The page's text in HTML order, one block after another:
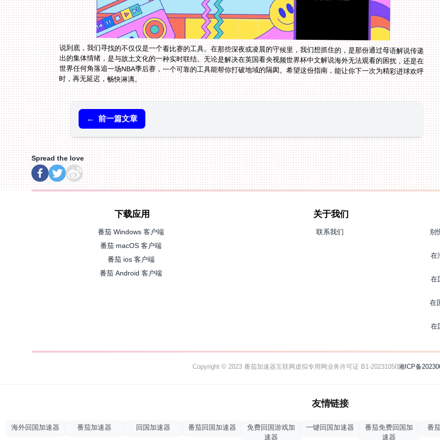
说到底，我们寻找的不仅仅是一个看比赛的工具。在那些深夜或凌晨的守候里，我们想抓住的，是那份通过母语解说传递
出的集体情绪，是与故土文化的一种实时联结。无论是解决在英国看央视频世界杯中文解说海外无法观看的困扰，还是在
世界任何角落追一场NBA季后赛，一个可靠的工具能帮你打破地域的隔阂。希望这份指南，能让你下一次为精彩进球欢呼
时，再无延迟，畅快淋漓。
← 前一篇文章
Spread the love
下载应用
番茄 Windows 客户端
番茄 macOS 客户端
番茄 ios 客户端
番茄 Android 客户端
关于我们
联系我们 别
在
在
在
在
Copyright © 2023 番茄加速器互联网虚拟专用网业务许可证 B1-20231050湘ICP备
友情链接
海外回国加速器 番茄加速器 回国加速器 番茄回国加速器
免费回国游戏加
速器
一键回国加速器
番茄免费回国加
速器
番